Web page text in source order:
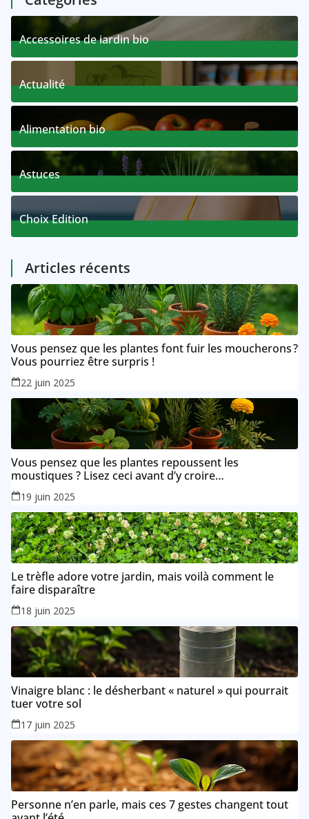
Accessoires de jardin bio
7 Posts
Actualité
3 Posts
Alimentation bio
0 Posts
Astuces
3 Posts
Choix Edition
Articles récents
Vous pensez que les plantes font fuir les moucherons ?
Vous pourriez être surpris !
22 juin 2025
Vous pensez que les plantes repoussent les
moustiques ? Lisez ceci avant d’y croire…
19 juin 2025
Le trèfle adore votre jardin, mais voilà comment le
faire disparaître
18 juin 2025
Vinaigre blanc : le désherbant « naturel » qui pourrait
tuer votre sol
17 juin 2025
Personne n’en parle, mais ces 7 gestes changent tout